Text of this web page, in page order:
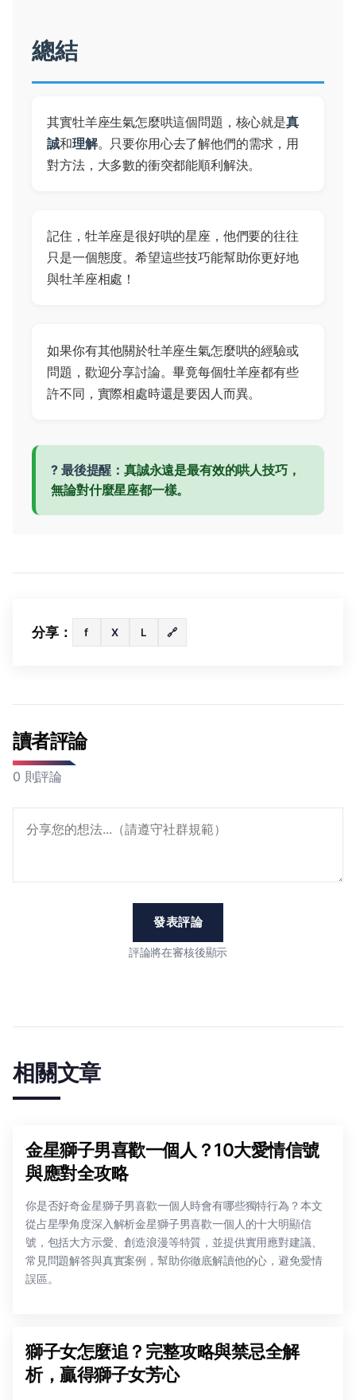
總結
其實牡羊座生氣怎麼哄這個問題，核心就是真
誠和理解。只要你用心去了解他們的需求，用
對方法，大多數的衝突都能順利解決。
記住，牡羊座是很好哄的星座，他們要的往往
只是一個態度。希望這些技巧能幫助你更好地
與牡羊座相處！
如果你有其他關於牡羊座生氣怎麼哄的經驗或
問題，歡迎分享討論。畢竟每個牡羊座都有些
許不同，實際相處時還是要因人而異。
? 最後提醒： 真誠永遠是最有效的哄人技巧，
無論對什麼星座都一樣。
分享： f X L 🔗
讀者評論
0 則評論
發表評論
評論將在審核後顯示
相關文章
金星獅子男喜歡一個人？10大愛情信號
與應對全攻略
你是否好奇金星獅子男喜歡一個人時會有哪些獨特行為？本文
從占星學角度深入解析金星獅子男喜歡一個人的十大明顯信
號，包括大方示愛、創造浪漫等特質，並提供實用應對建議、
常見問題解答與真實案例，幫助你徹底解讀他的心，避免愛情
誤區。
獅子女怎麼追？完整攻略與禁忌全解
析，贏得獅子女芳心